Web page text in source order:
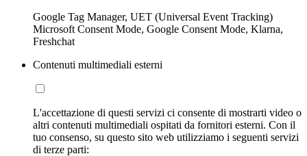
Google Tag Manager, UET (Universal Event Tracking)
Microsoft Consent Mode, Google Consent Mode, Klarna,
Freshchat
Contenuti multimediali esterni
L'accettazione di questi servizi ci consente di mostrarti video o
altri contenuti multimediali ospitati da fornitori esterni. Con il
tuo consenso, su questo sito web utilizziamo i seguenti servizi
di terze parti: